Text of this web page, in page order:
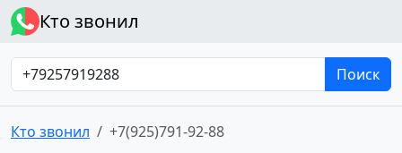
Кто звонил
Поиск
Кто звонил +7(925)791-92-88